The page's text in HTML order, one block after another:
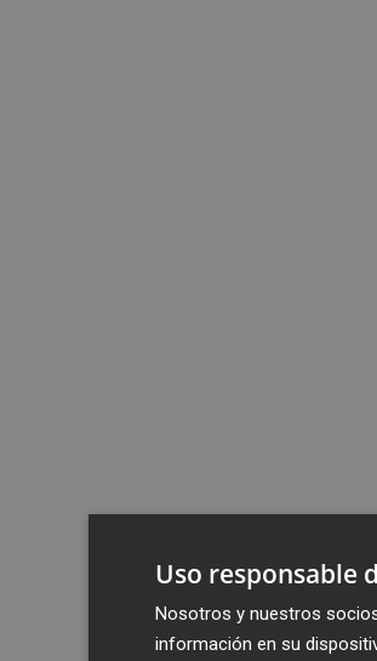
Uso responsable
Nosotros y nuestros
información en su